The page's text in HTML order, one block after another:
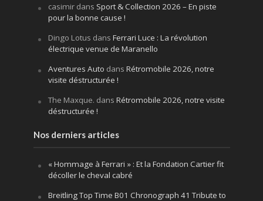
casimirdans Sport & Collection 2026 – En piste
pour la bonne cause !
Dingo Lotus dans Ferrari Luce : La révolution
électrique venue de Maranello
Aventures Auto dans Rétromobile 2026, notre
visite déstructurée !
The Maxque. dans Rétromobile 2026, notre visite
déstructurée !
Nos derniers articles
« Hommage à Ferrari » : Et la Fondation Cartier fit
décoller le cheval cabré
Breitling Top Time B01 Chronograph 41 Tribute to